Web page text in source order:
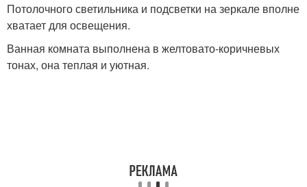
Потолочного светильника и подсветки на зеркале вполне
хватает для освещения.
Ванная комната выполнена в желтовато-коричневых
тонах, она теплая и уютная.